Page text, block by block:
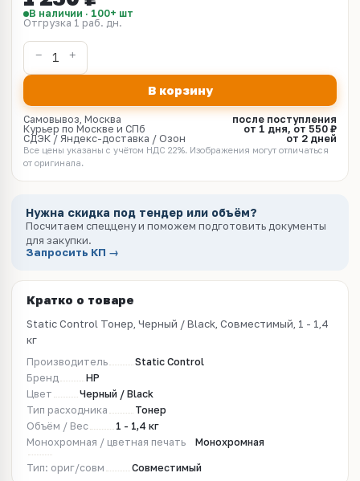
В наличии · 100+ шт
Отгрузка 1 раб. дн.
В корзину
Самовывоз, Москва
после поступления
Курьер по Москве и СПб
от 1 дня, от 550 ₽
СДЭК / Яндекс-доставка / Озон
от 2 дней
Все цены указаны с учётом НДС 22%. Изображения могут отличаться
от оригинала.
Нужна скидка под тендер или объём?
Посчитаем спеццену и поможем подготовить документы
для закупки.
Запросить КП →
Кратко о товаре
Static Control Тонер, Черный / Black, Совместимый, 1 - 1,4
кг
Производитель
Static Control
Бренд
HP
Цвет
Черный / Black
Тип расходника
Тонер
Объём / Вес
1 - 1,4 кг
Монохромная / цветная печать
Монохромная
Тип: ориг/совм Совместимый